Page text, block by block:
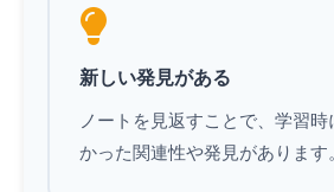
新しい発見がある
ノートを見返すことで、学習
かった関連性や発見があります。